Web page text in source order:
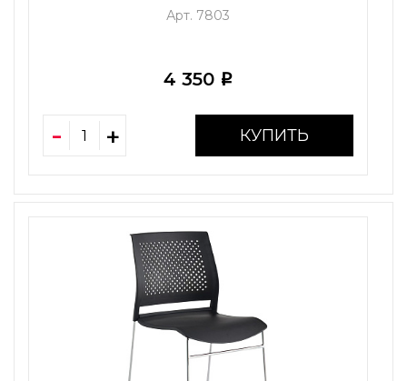
Арт. 7803
4 350 i
КУПИТЬ